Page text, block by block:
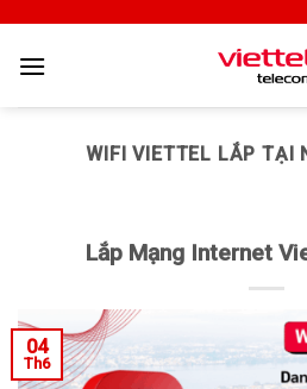
WIFI VIETTEL LẮP TẠI
Lắp Mạng Internet
04
Th6